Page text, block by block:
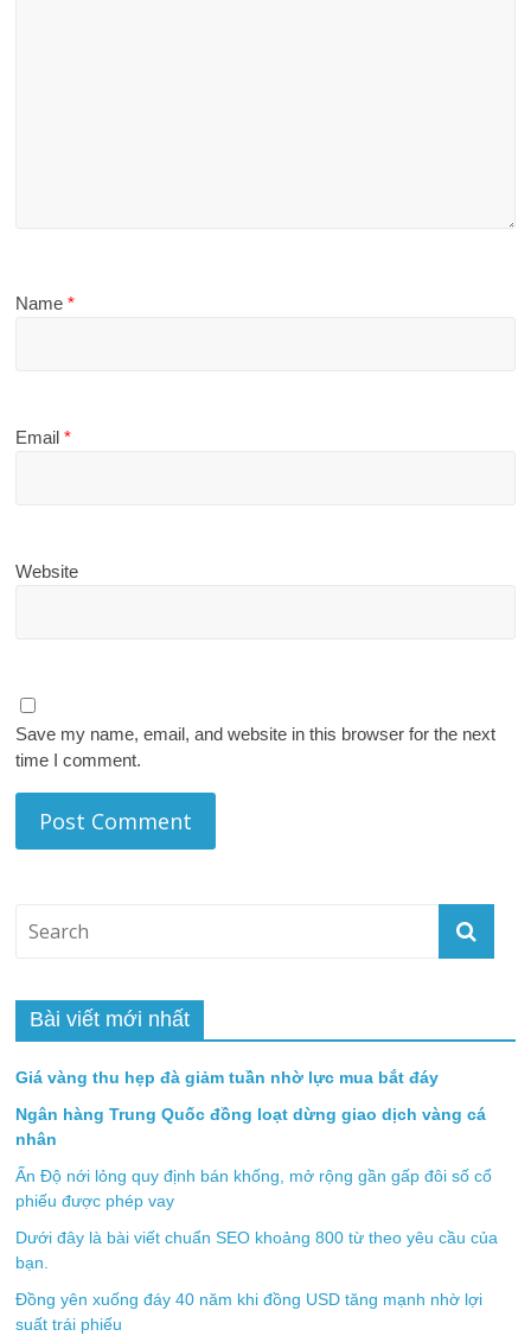
Name*
Email*
Website
Save my name, email, and website in this browser for the next
time I comment.
Bài viết mới nhất
Giá vàng thu hẹp đà giảm tuần nhờ lực mua bắt đáy
Ngân hàng Trung Quốc đồng loạt dừng giao dịch vàng cá
nhân
Ấn Độ nới lỏng quy định bán khống, mở rộng gần gấp đôi số cổ
phiếu được phép vay
Dưới đây là bài viết chuẩn SEO khoảng 800 từ theo yêu cầu của
bạn.
Đồng yên xuống đáy 40 năm khi đồng USD tăng mạnh nhờ lợi
suất trái phiếu